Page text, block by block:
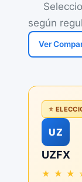
según
Ver
⭐
UZ
UZFX
★ ★ ★